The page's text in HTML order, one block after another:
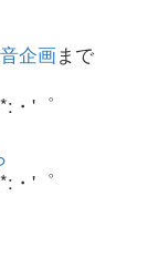
企画まで
・'゜
・'゜